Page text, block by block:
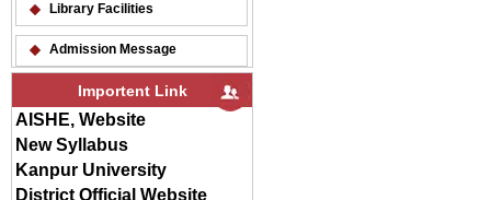
Library Facilities
Admission Message
Importent Link
AISHE, Website
New Syllabus
Kanpur University
District Official Website